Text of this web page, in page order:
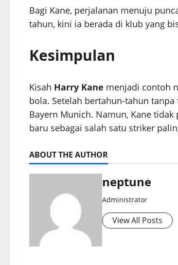
Bagi Kane, perjalanan menuju
tahun, kini ia berada di klub yang
Kesimpulan
Kisah Harry Kane menjadi contoh
bola. Setelah bertahun-tahun
Bayern Munich. Namun, Kane
baru sebagai salah satu striker
ABOUT THE AUTHOR
neptune
Administrator
View All Posts